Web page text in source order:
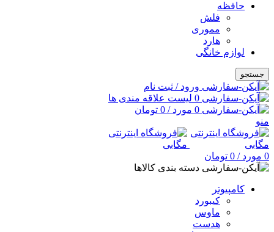
حافظه
فلش
مموری
هارد
لوازم خانگی
جستجو
ورود / ثبت نام
0 لیست علاقه مندی ها
0 مورد/
0 تومان
منو
0 مورد/
0 تومان
دسته بندی کالاها
کامپیوتر
کیبورد
ماوس
هدست